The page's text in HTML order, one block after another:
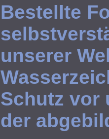
Bestellte
unserer
Schutz vor
der